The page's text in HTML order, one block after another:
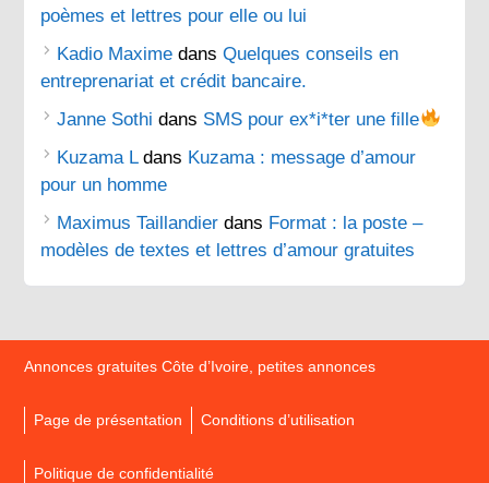
poèmes et lettres pour elle ou lui
Kadio Maxime dansQuelques conseils en
entreprenariat et crédit bancaire.
Janne Sothi dans SMS pour ex*i*ter une fille
Kuzama Ldans Kuzama : message d’amour
pour un homme
Maximus Taillandier dans Format : la poste –
modèles de textes et lettres d’amour gratuites
Annonces gratuites Côte d’Ivoire, petites annonces
Page de présentation Conditions d’utilisation
Politique de confidentialité